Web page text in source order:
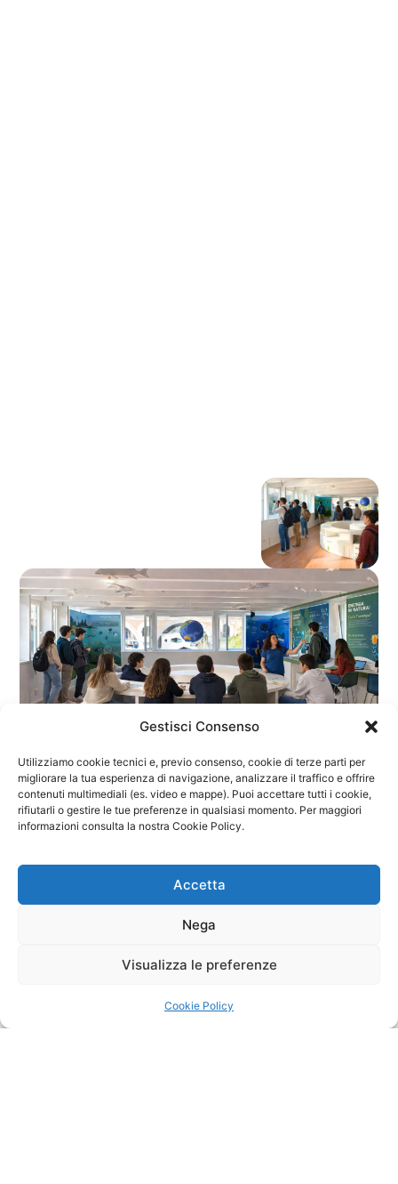
Gestisci Consenso
Utilizziamo cookie tecnici e, previo consenso, cookie di terze parti per
migliorare la tua esperienza di navigazione, analizzare il traffico e offrire
contenuti multimediali (es. video e mappe). Puoi accettare tutti i cookie,
rifiutarli o gestire le tue preferenze in qualsiasi momento. Per maggiori
informazioni consulta la nostra Cookie Policy.
Accetta
Nega
Visualizza le preferenze
Cookie Policy